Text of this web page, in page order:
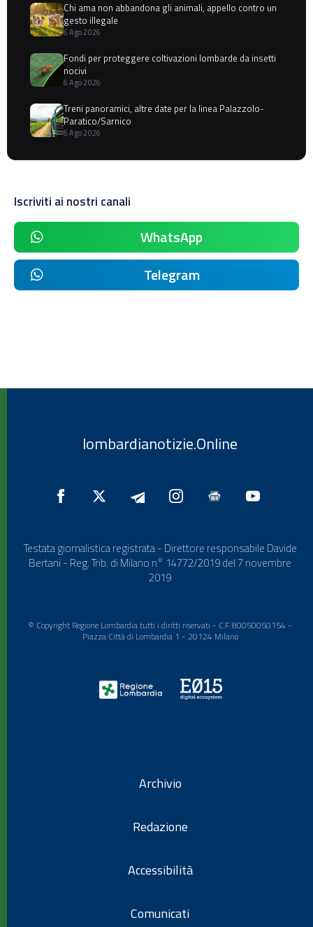
Chi ama non abbandona gli animali, appello contro un
gesto illegale
6 Ago 2026
Fondi per proteggere coltivazioni lombarde da insetti
nocivi
6 Ago 2026
Treni panoramici, altre date per la linea Palazzolo-
Paratico/Sarnico
6 Ago 2026
Iscriviti ai nostri canali
WhatsApp
Telegram
lombardianotizie.Online
Testata giornalistica registrata - Direttore responsabile Davide
Bertani - Reg. Trib. di Milano n° 14772/2019 del 7 novembre
2019
© Copyright Regione Lombardia tutti i diritti riservati - C.F. 80050050154 -
Piazza Città di Lombardia 1 - 20124 Milano
Archivio
Redazione
Accessibilità
Comunicati